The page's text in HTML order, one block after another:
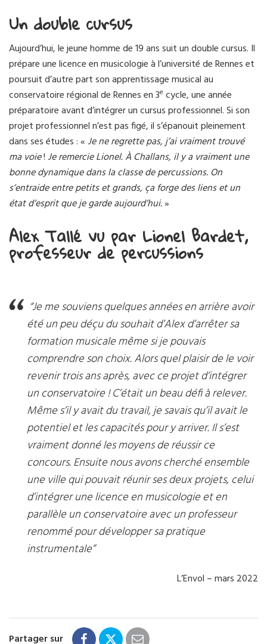
Un double cursus
Aujourd’hui, le jeune homme de 19 ans suit un double cursus. Il
prépare une licence en musicologie à l’université de Rennes et
poursuit d’autre part son apprentissage musical au
conservatoire régional de Rennes en 3e cycle, une année
préparatoire avant d’intégrer un cursus professionnel. Si son
projet professionnel n’est pas figé, il s’épanouit pleinement
dans ses études : «Je ne regrette pas, j’ai vraiment trouvé
ma voie!Je remercie Lionel. À Challans, il y a vraiment une
bonne dynamique dans la classe de percussions. On
s’entraide entre petits et grands, ça forge des liens et un
état d’esprit que je garde aujourd’hui.»
Alex Tallé vu par Lionel Bardet,
professeur de percussions
“Je me souviens quelques années en arrière avoir
été un peu déçu du souhait d’Alex d’arrêter sa
formation musicale même si je pouvais
comprendre son choix. Alors quel plaisir de le voir
revenir trois ans après, avec ce projet d’intégrer
un conservatoire ! C’était un beau défi à relever.
Même s’il y avait du travail, je savais qu’il avait le
potentiel et les capacités pour y arriver. Il s’est
vraiment donné les moyens de réussir ce
concours. Ensuite nous avons cherché ensemble
une ville qui pouvait réunir ses deux projets, celui
d’intégrer une licence en musicologie et en
parallèle un conservatoire avec un professeur
renommé pour développer sa pratique
instrumentale”
L’Envol – mars 2022
Partager sur